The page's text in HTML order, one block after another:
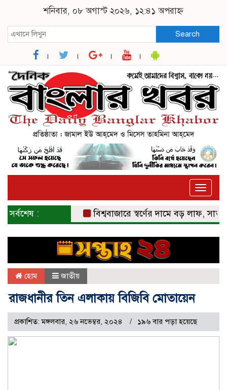
শনিবার, ০৮ অগাস্ট ২০২৬, ১২:৪১ অপরাহ্ন
Search
Toggle
সর্বশেষ : বিশ্ববাজারে স্বর্ণের দামে বড় লাফ, সাত
হোম জাতীয়
রাজধানীর তিন এলাকায় বিজিবি মোতায়েন
প্রকাশিত: মঙ্গলবার, ২৬ নভেম্বর, ২০২৪ ১৯৬ বার পড়া হয়েছে